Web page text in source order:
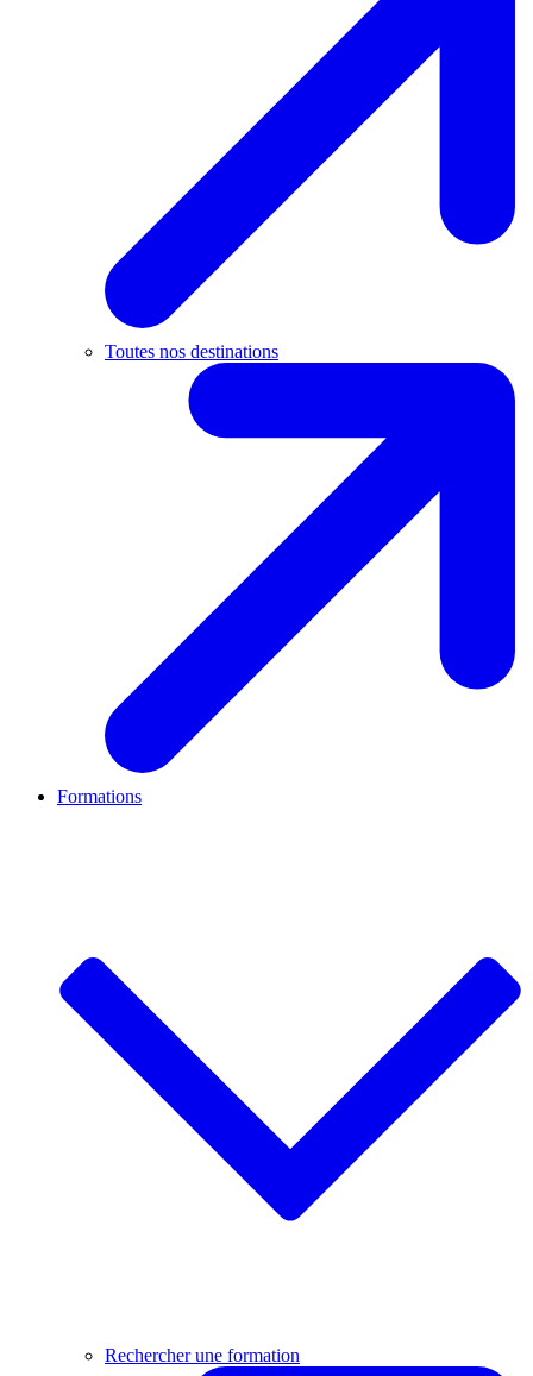
Toutes nos destinations
Formations
Rechercher une formation